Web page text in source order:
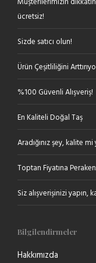
ücretsiz!
Sizde satıcı olun!
Ürün Çeşitliliğini
%100 Güvenli Alışveriş!
En Kaliteli Doğal Taş
Aradığınız şey, kalite
Toptan Fiyatına
Siz alışverişinizi yapın,
Bilgilendirmeler
Hakkımızda